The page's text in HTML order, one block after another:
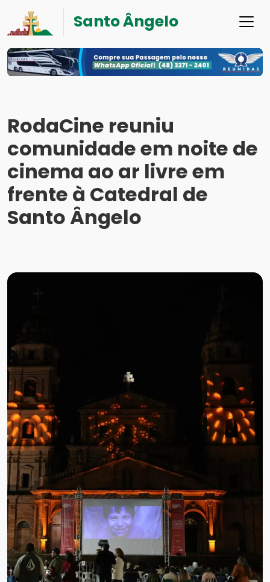
Santo Ângelo
RodaCine reuniu
comunidade em noite de
cinema ao ar livre em
frente à Catedral de
Santo Ângelo